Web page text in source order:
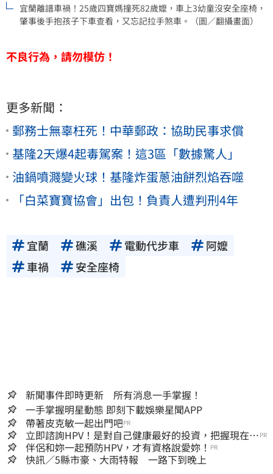
宜蘭離譜車禍！25歲四寶媽撞死82歲嬤，車上3幼童沒安全座椅，
肇事後手抱孩子下車查看，又忘記拉手煞車。（圖／翻攝畫面）
不良行為，請勿模仿！
更多新聞：
郵務士無辜枉死！中華郵政：協助民事求償
基隆2天爆4起毒駕案！這3區「數據驚人」
油鍋噴濺變火球！基隆炸蛋蔥油餅烈焰吞噬
「白菜寶寶協會」出包！負責人遭判刑4年
宜蘭 礁溪 電動代步車
阿嬤
車禍
安全座椅
新聞事件即時更新 所有消息一手掌握！
一手掌握明星動態 即刻下載娛樂星聞APP
帶著皮克敏一起出門吧PR
立即諮詢HPV！是對自己健康最好的投資，把握現在不
嫌晚！
PR
伴侶和妳一起預防HPV，才有資格說愛妳！ PR
快訊／5縣市豪、大雨特報 一路下到晚上